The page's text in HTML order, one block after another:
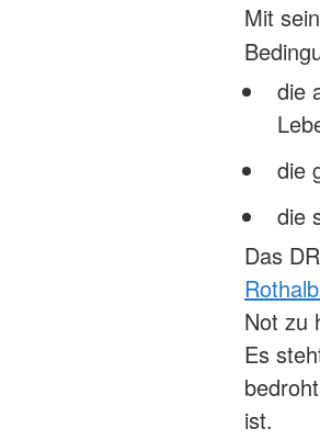
Mit
die
die
die
Das
Not zu
Es
ist.